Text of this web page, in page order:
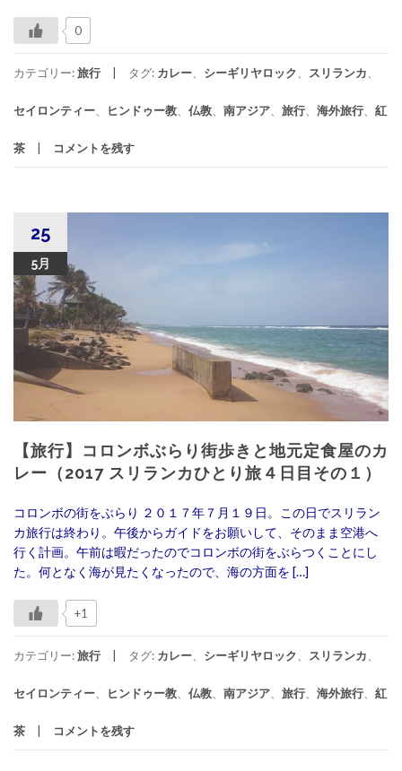
0
カテゴリー:旅行 タグ: カレー シーギリヤロック スリランカ
セイロンティー ヒンドゥー教 仏教 南アジア 旅行 海外旅行 紅
茶 コメントを残す
25
5月
【旅行】コロンボぶらり街歩きと地元定食屋のカ
レー（2017 スリランカひとり旅４日目その１）
コロンボの街をぶらり ２０１７年７月１９日。この日でスリラン
カ旅行は終わり。午後からガイドをお願いして、そのまま空港へ
行く計画。午前は暇だったのでコロンボの街をぶらつくことにし
た。何となく海が見たくなったので、海の方面を […]
+1
カテゴリー:旅行 タグ: カレー、 シーギリヤロック、 スリランカ、
セイロンティー、 ヒンドゥー教、 仏教、 南アジア、 旅行、 海外旅行、 紅
茶 コメントを残す